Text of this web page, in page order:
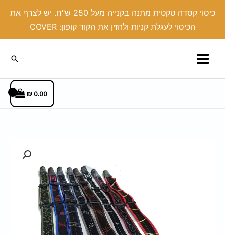
כיסוי קסדה טקטית מתנה בקנייה מעל 250 ש"ח. יש לצרף את
הכיסוי לעגלת קניות ולהזין את הקוד קופון: COVER
חיפוש
0.00
₪